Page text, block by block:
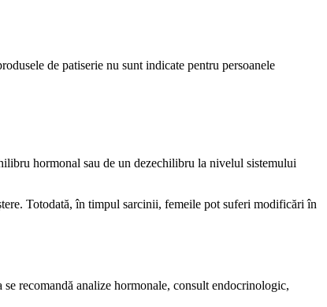
de patiserie nu sunt indicate pentru persoanele
hormonal sau de un dezechilibru la nivelul sistemului
Totodată, în timpul sarcinii, femeile pot suferi modificări în
recomandă analize hormonale, consult endocrinologic,